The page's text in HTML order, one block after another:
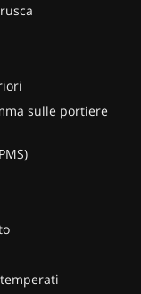
sulle portiere